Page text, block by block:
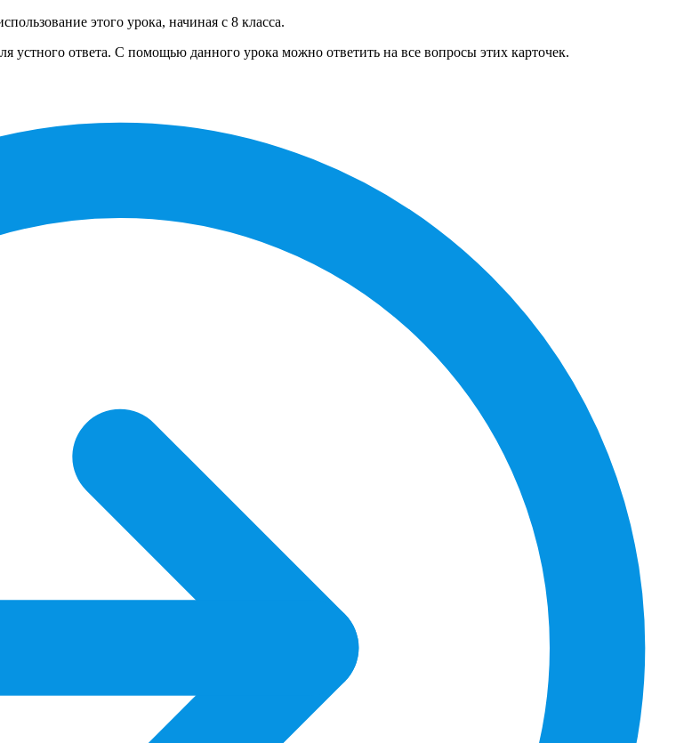
этого урока, начиная с 8 класса.
устного ответа. С помощью данного урока можно ответить на все вопросы этих карточек.